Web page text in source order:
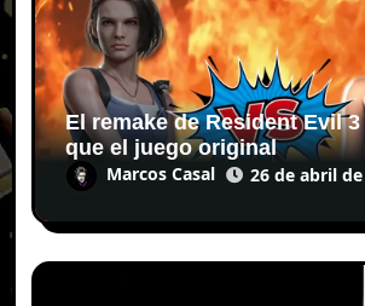
El remake de Resident Evil
que el juego original
Marcos Casal 26 de abril de